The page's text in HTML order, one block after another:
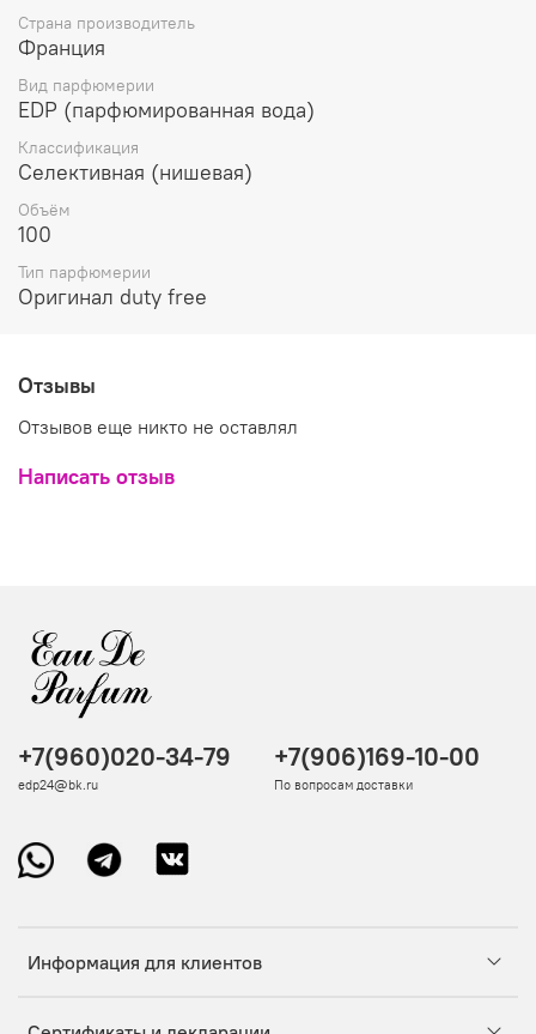
ванили, парфюм вдохновляет окружающих на любовь и
пробуждает чувство прекрасного.
Пол -Унисекс
Год создания -2013
Верхние ноты -
Средние ноты -Какао, Трюфель, Роза
Базовые ноты -Амбра, Ветивер, Мускус
Парфюмер -
Страна -
Страна производитель
Франция
Вид парфюмерии
EDP (парфюмированная вода)
Классификация
Селективная (нишевая)
Объём
100
Тип парфюмерии
Оригинал duty free
Отзывы
Отзывов еще никто не оставлял
Написать отзыв
Информация для клиентов
+7(960)020-34-79
edp24@bk.ru
+7(906)169-10-00
По вопросам доставки